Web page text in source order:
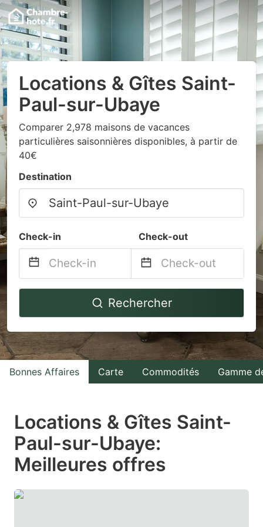
Locations & Gîtes Saint-
Paul-sur-Ubaye
Comparer 2,978 maisons de vacances
particulières saisonnières disponibles, à partir de
40€
Destination
Check-in Check-out
Navigate
to
interact
with
the
select
a
date.
Navigate
backward
to
interact
with
the
select
date.
Rechercher
Bonnes Affaires Carte Commodités Gamme
Locations & Gîtes Saint-
Paul-sur-Ubaye:
Meilleures offres